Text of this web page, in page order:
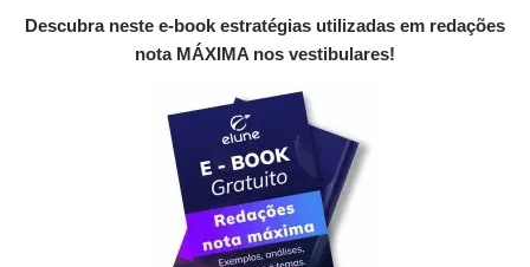
o
o
g
r
m
Descubra neste e-book estratégias utilizadas em redações
nota MÁXIMA nos vestibulares!